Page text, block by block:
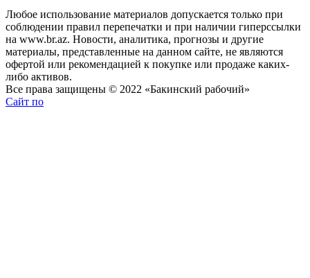
Любое использование материалов допускается только при
соблюдении правил перепечатки и при наличии гиперссылки
на www.br.az. Новости, аналитика, прогнозы и другие
материалы, представленные на данном сайте, не являются
офертой или рекомендацией к покупке или продаже каких-
либо активов.
Все права защищены © 2022 «Бакинский рабочий»
Сайт по